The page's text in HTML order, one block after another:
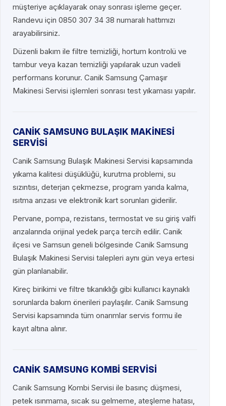
müşteriye açıklayarak onay sonrası işleme geçer.
Randevu için 0850 307 34 38 numaralı hattımızı
arayabilirsiniz.
Düzenli bakım ile filtre temizliği, hortum kontrolü ve
tambur veya kazan temizliği yapılarak uzun vadeli
performans korunur. Canik Samsung Çamaşır
Makinesi Servisi işlemleri sonrası test yıkaması yapılır.
CANİK SAMSUNG BULAŞIK MAKİNESİ
SERVİSİ
Canik Samsung Bulaşık Makinesi Servisi kapsamında
yıkama kalitesi düşüklüğü, kurutma problemi, su
sızıntısı, deterjan çekmezse, program yarıda kalma,
ısıtma arızası ve elektronik kart sorunları giderilir.
Pervane, pompa, rezistans, termostat ve su giriş valfi
arızalarında orijinal yedek parça tercih edilir. Canik
ilçesi ve Samsun geneli bölgesinde Canik Samsung
Bulaşık Makinesi Servisi talepleri aynı gün veya ertesi
gün planlanabilir.
Kireç birikimi ve filtre tıkanıklığı gibi kullanıcı kaynaklı
sorunlarda bakım önerileri paylaşılır. Canik Samsung
Servisi kapsamında tüm onarımlar servis formu ile
kayıt altına alınır.
CANİK SAMSUNG KOMBİ SERVİSİ
Canik Samsung Kombi Servisi ile basınç düşmesi,
petek ısınmama, sıcak su gelmeme, ateşleme hatası,